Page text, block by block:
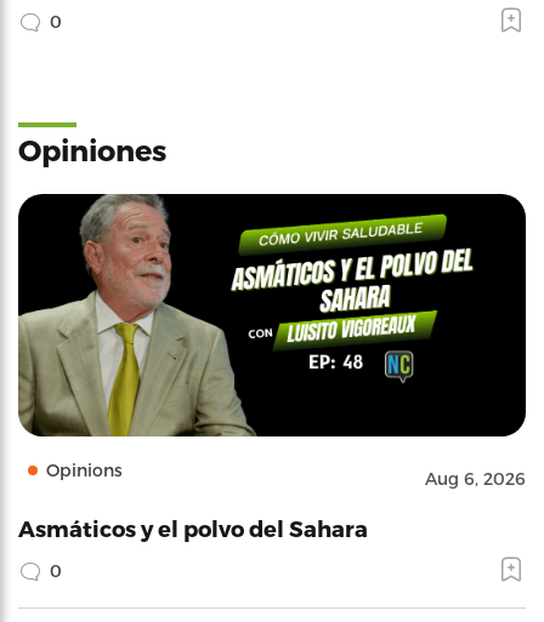
0
Opiniones
Opinions Aug 6, 2026
Asmáticos y el polvo del Sahara
0